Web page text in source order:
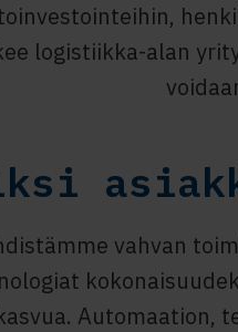
logistiikka-alan
vahvan
Automaation,